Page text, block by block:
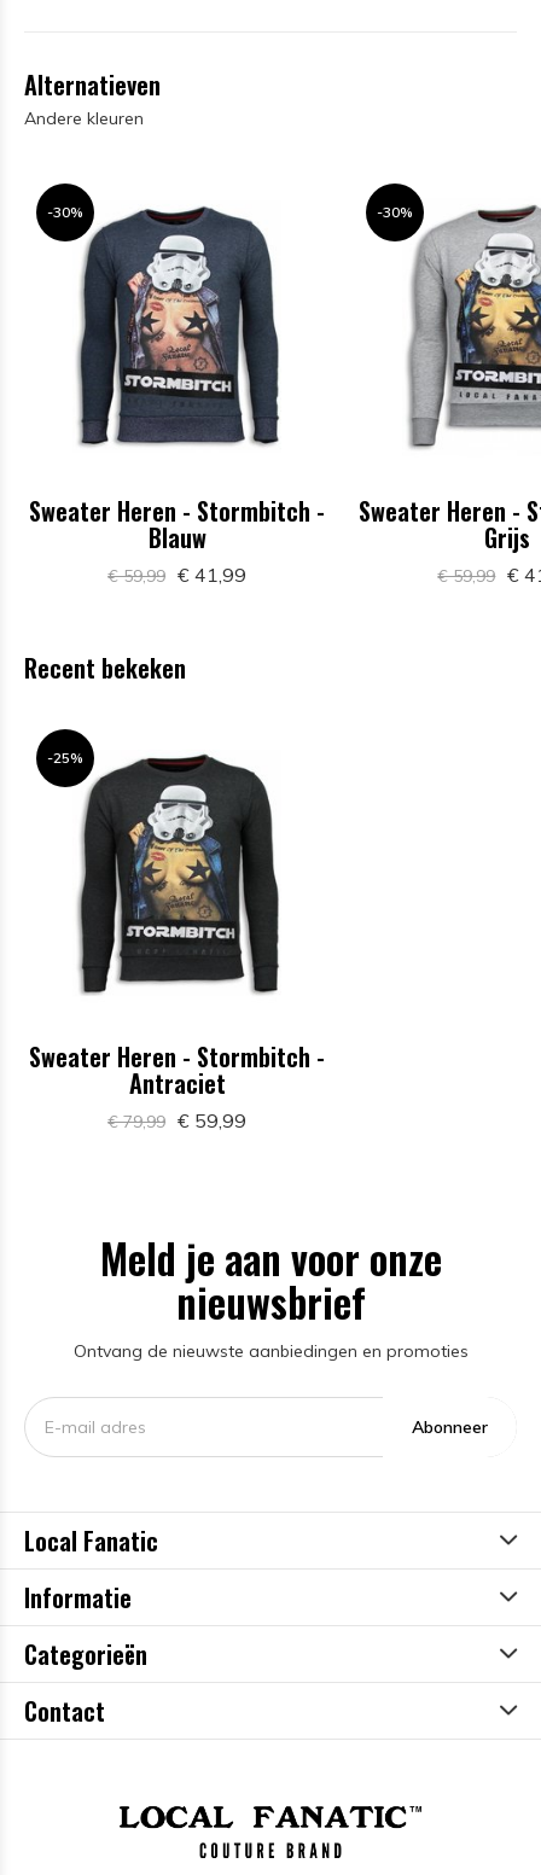
Alternatieven
Andere kleuren
-30%
Sweater Heren - Stormbitch -
Blauw
€ 59,99 € 41,99
-30%
Sweater Heren -
Grijs
€ 59,99 €
Recent bekeken
-25%
Sweater Heren - Stormbitch -
Antraciet
€ 79,99 € 59,99
Meld je aan voor onze
nieuwsbrief
Ontvang de nieuwste aanbiedingen en promoties
Abonneer
Local Fanatic
Informatie
Categorieën
Contact